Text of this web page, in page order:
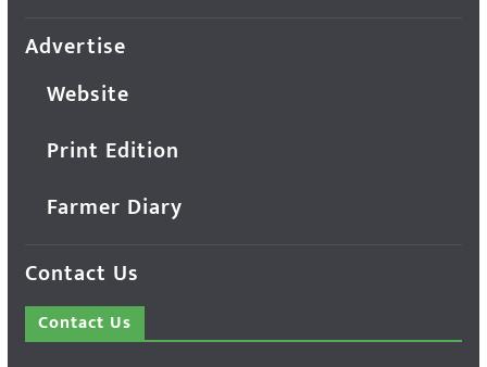
Advertise
Website
Print Edition
Farmer Diary
Contact Us
Contact Us